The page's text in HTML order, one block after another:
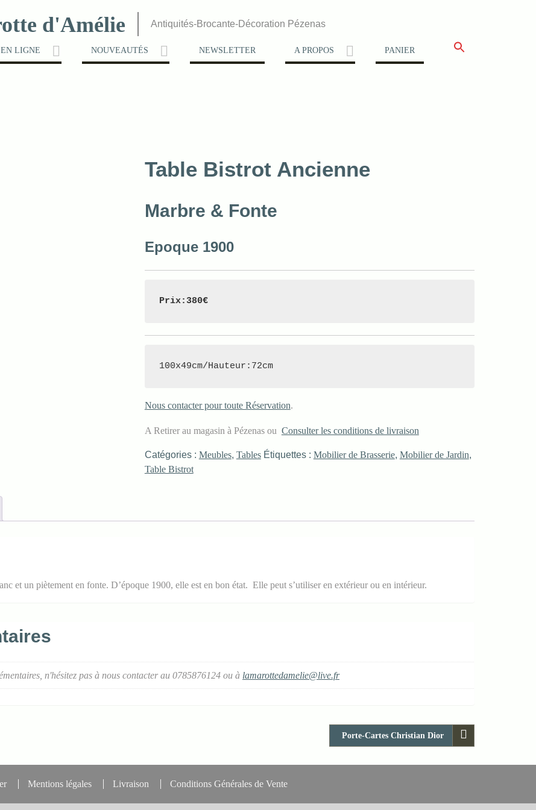
d'Amélie Antiquités-Brocante-Décoration Pézenas
LIGNE NOUVEAUTÉS NEWSLETTER A PROPOS PANIER
Table Bistrot Ancienne
Marbre & Fonte
Epoque 1900
Prix:380€
100x49cm/Hauteur:72cm
Nous contacter pour toute Réservation.
A Retirer au magasin à Pézenas ou Consulter les conditions de livraison
Catégories : Meubles, Tables Étiquettes : Mobilier de Brasserie, Mobilier de Jardin,
Table Bistrot
et un piètement en fonte. D’époque 1900, elle est en bon état. Elle peut s’utiliser en extérieur ou en intérieur.
n'hésitez pas à nous contacter au 0785876124 ou à lamarottedamelie@live.fr
Porte-Cartes Christian Dior
Mentions légales Livraison Conditions Générales de Vente